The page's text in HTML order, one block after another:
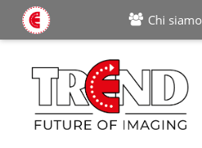
Chi siamo